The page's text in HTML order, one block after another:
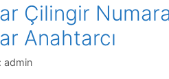
Çilingir
Anahtarcı
admin